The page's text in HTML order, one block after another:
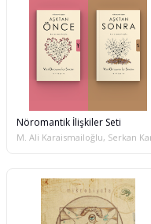
Nöromantik İlişkiler Seti
M. Ali Karaismailoğlu, Serkan